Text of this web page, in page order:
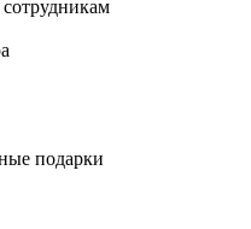
подарки